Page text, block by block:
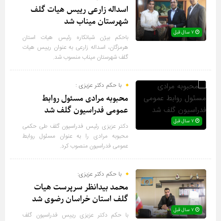
اسداله زارعی رییس هیات گلف
شهرستان میناب شد
باحکم بیژن شبانکاره رئیس هیات استان
هرمزگان، اسداله زارعی به عنوان رییس هیات
گلف شهرستان میناب منسوب شد.
با حکم دکتر عزیزی :
محبوبه مرادی مسئول روابط
عمومی فدراسیون گلف شد
دکتر عزیزی رئیس فدراسیون گلف طی حکمی
محبوبه مرادی را به عنوان مسئول روابط
عمومی فدراسیون منصوب کرد.
با حکم دکتر عزیزی:
محمد بیدانظر سرپرست هیات
گلف استان خراسان رضوی شد
با حکم دکتر عزیزی رییس فدراسیون گلف